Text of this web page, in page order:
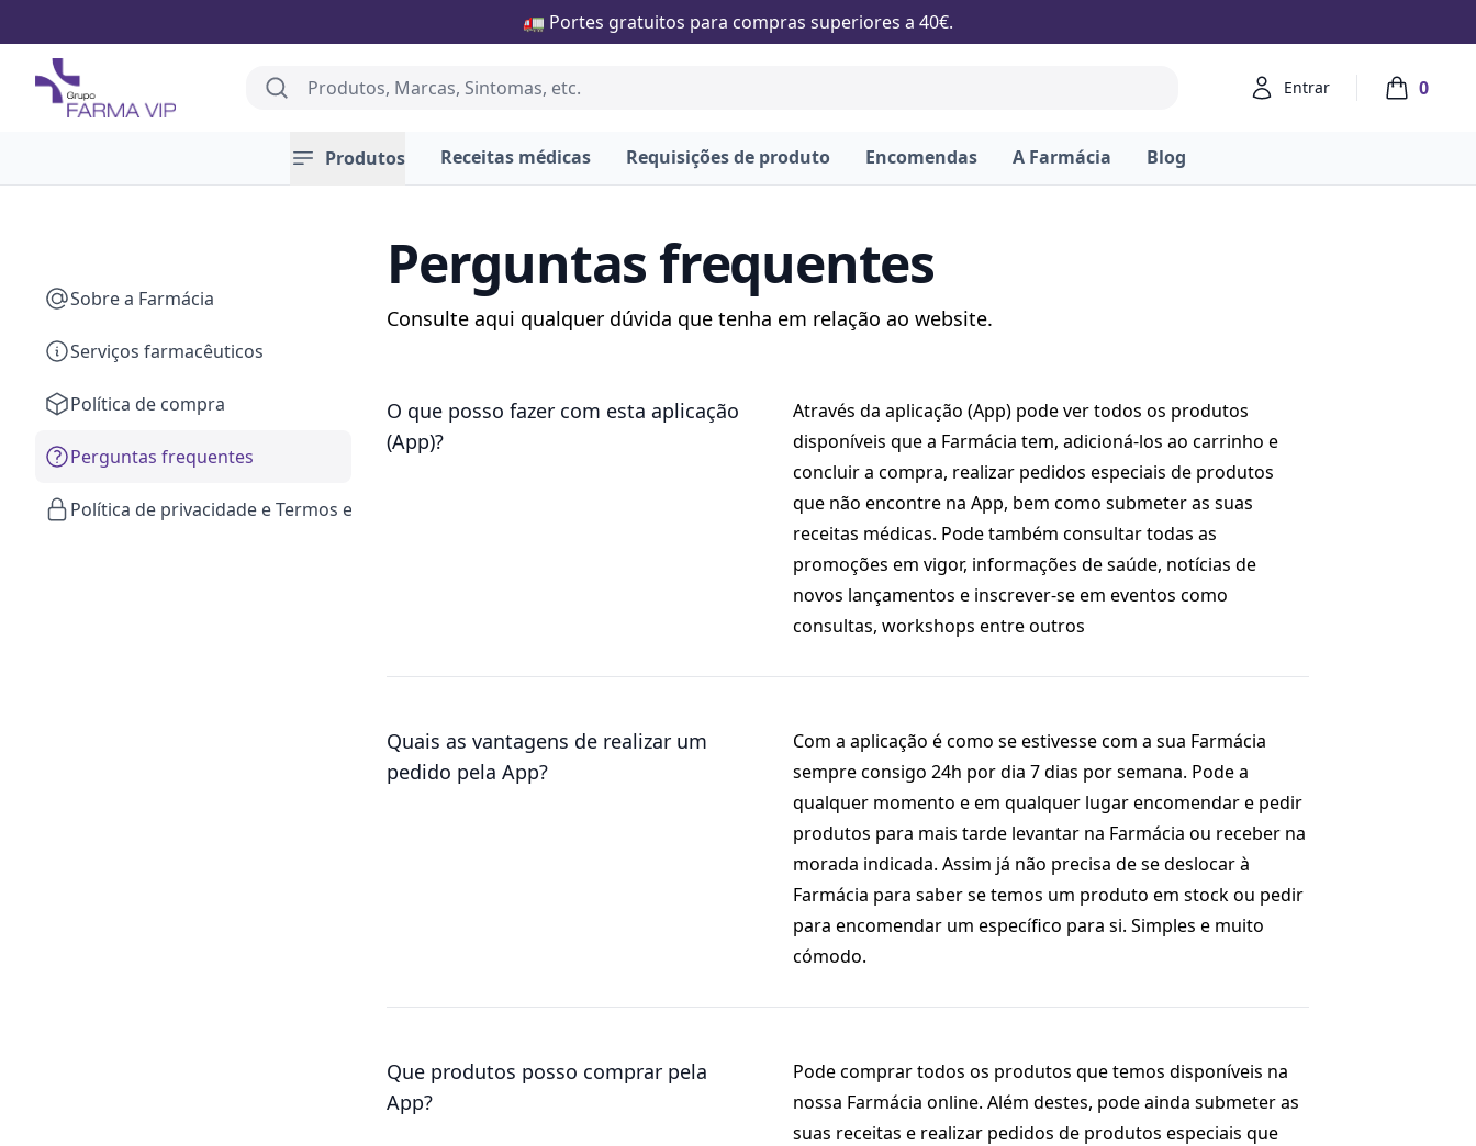
🚛 Portes gratuitos para compras superiores a 40€.
Farma Vip Search Account
Entrar 0
items in
Produtos Receitas médicas Requisições de produto Encomendas A Farmácia Blog
Sobre a Farmácia
Serviços farmacêuticos
Política de compra
Perguntas frequentes
Política de privacidade e Termos e Condições
Perguntas frequentes
Consulte aqui qualquer dúvida que tenha em relação ao website.
O que posso fazer com esta aplicação
(App)?
Através da aplicação (App) pode ver todos os produtos
disponíveis que a Farmácia tem, adicioná-los ao carrinho e
concluir a compra, realizar pedidos especiais de produtos
que não encontre na App, bem como submeter as suas
receitas médicas. Pode também consultar todas as
promoções em vigor, informações de saúde, notícias de
novos lançamentos e inscrever-se em eventos como
consultas, workshops entre outros
Quais as vantagens de realizar um
pedido pela App?
Com a aplicação é como se estivesse com a sua Farmácia
sempre consigo 24h por dia 7 dias por semana. Pode a
qualquer momento e em qualquer lugar encomendar e pedir
produtos para mais tarde levantar na Farmácia ou receber na
morada indicada. Assim já não precisa de se deslocar à
Farmácia para saber se temos um produto em stock ou pedir
para encomendar um específico para si. Simples e muito
cómodo.
Que produtos posso comprar pela
App?
Pode comprar todos os produtos que temos disponíveis na
nossa Farmácia online. Além destes, pode ainda submeter as
suas receitas e realizar pedidos de produtos especiais que